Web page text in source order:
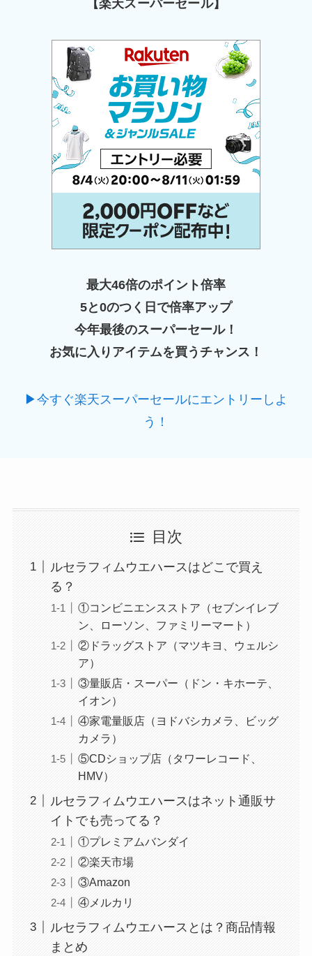
【楽天スーパーセール】
最大46倍のポイント倍率
5と0のつく日で倍率アップ
今年最後のスーパーセール！
お気に入りアイテムを買うチャンス！
▶今すぐ楽天スーパーセールにエントリーしよ
う！
目次
ルセラフィムウエハースはどこで買え
る？
①コンビニエンスストア（セブンイレブ
ン、ローソン、ファミリーマート）
②ドラッグストア（マツキヨ、ウェルシ
ア）
③量販店・スーパー（ドン・キホーテ、
イオン）
④家電量販店（ヨドバシカメラ、ビッグ
カメラ）
⑤CDショップ店（タワーレコード、
HMV）
ルセラフィムウエハースはネット通販サ
イトでも売ってる？
①プレミアムバンダイ
②楽天市場
③Amazon
④メルカリ
ルセラフィムウエハースとは？商品情報
まとめ